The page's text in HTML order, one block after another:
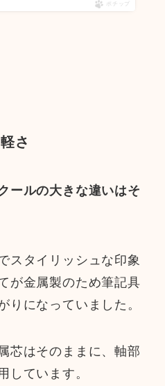
ポチップ
さ
ールの大きな違いはそ
スタイリッシュな印象
が金属製のため筆記具
りになっていました。
芯はそのままに、軸部
しています。